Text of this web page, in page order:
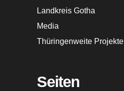
Landkreis Gotha
Media
Thüringenweite Projekte
Seiten